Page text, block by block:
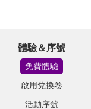
體驗＆序號
免費體驗
啟用兌換卷
活動序號